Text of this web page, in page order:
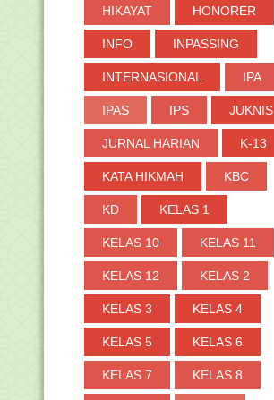
HIKAYAT HONORER
INFO INPASSING
INTERNASIONAL IPA
IPAS IPS JUKNIS
JURNAL HARIAN K-13
KATA HIKMAH KBC
KD KELAS 1
KELAS 10 KELAS 11
KELAS 12 KELAS 2
KELAS 3 KELAS 4
KELAS 5 KELAS 6
KELAS 7 KELAS 8